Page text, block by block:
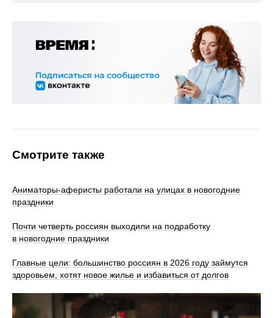
Смотрите также
Аниматоры-аферисты работали на улицах в новогодние
праздники
Почти четверть россиян выходили на подработку
в новогодние праздники
Главные цели: большинство россиян в 2026 году займутся
здоровьем, хотят новое жилье и избавиться от долгов